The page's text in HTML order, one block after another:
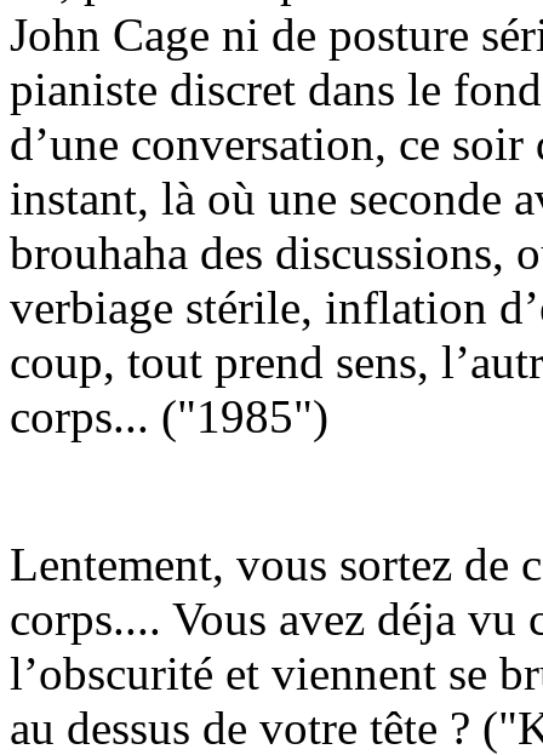
John Cage ni de posture
pianiste discret dans le
d’une conversation, ce soir
instant, là où une seconde
brouhaha des discussions,
verbiage stérile, inflation
coup, tout prend sens,
corps... ("1985")
Lentement, vous sortez de
corps.... Vous avez déja vu
l’obscurité et viennent se
au dessus de votre tête ?